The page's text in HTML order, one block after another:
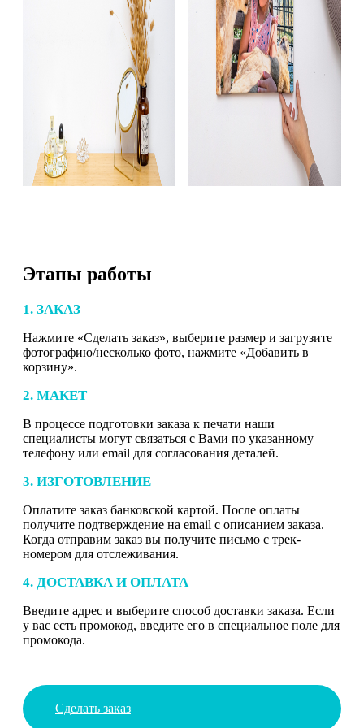
Этапы работы
1. ЗАКАЗ
Нажмите «Сделать заказ», выберите размер и загрузите
фотографию/несколько фото, нажмите «Добавить в
корзину».
2. МАКЕТ
В процессе подготовки заказа к печати наши
специалисты могут связаться с Вами по указанному
телефону или email для согласования деталей.
3. ИЗГОТОВЛЕНИЕ
Оплатите заказ банковской картой. После оплаты
получите подтверждение на email с описанием заказа.
Когда отправим заказ вы получите письмо с трек-
номером для отслеживания.
4. ДОСТАВКА И ОПЛАТА
Введите адрес и выберите способ доставки заказа. Если
у вас есть промокод, введите его в специальное поле для
промокода.
Сделать заказ